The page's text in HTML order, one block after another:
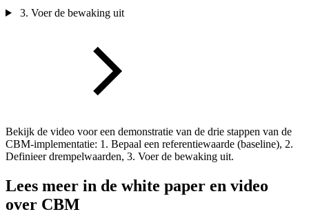
3. Voer de bewaking uit
Bekijk de video voor een demonstratie van de drie stappen van de
CBM-implementatie: 1. Bepaal een referentiewaarde (baseline), 2.
Definieer drempelwaarden, 3. Voer de bewaking uit.
Lees meer in de white paper en video
over CBM